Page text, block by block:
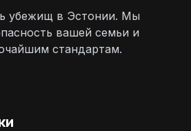
убежищ в Эстонии. Мы
вашей семьи и
стандартам.